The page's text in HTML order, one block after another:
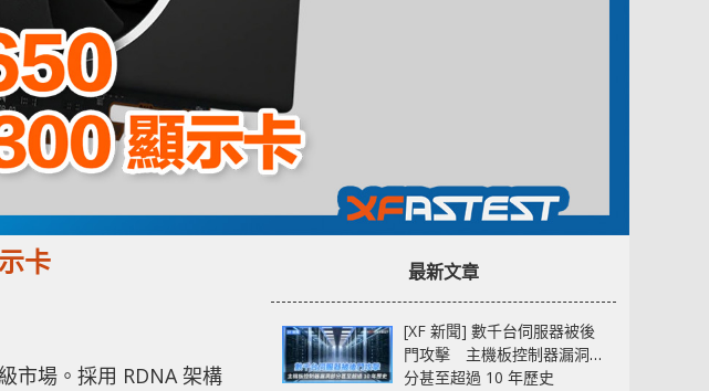
卡
市場。採用 RDNA 架構
最新文章
[XF 新聞] 數千台伺服器被後
門攻擊 主機板控制器漏洞部
分甚至超過 10 年歷史